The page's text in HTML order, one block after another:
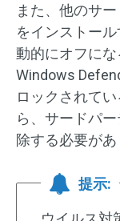
また、他のサ
をインストー
動的にオフにな
Windows
ロックされて
ら、サードパ
除する必要があ
提示: